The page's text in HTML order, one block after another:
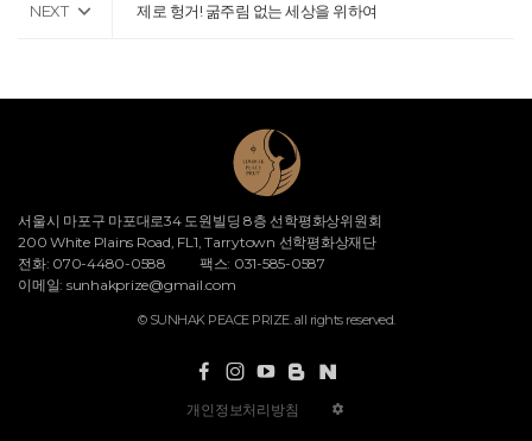
NEXT 제로 헝거! 굶주림 없는 세상을 위하여
서울시 마포구 마포대로34 도원빌딩 8층 선학평화상위원회
200 White Plains Road, FL1, Tarrytown 선학평화상재단
전화: 070-4480-0588
팩스: 031-585-0587
이메일: sunhakprize@gmail.com
© SUNHAK PEACE PRIZE. all rights reserved.
개인정보처리방침